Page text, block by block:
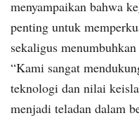
menyampaikan bahwa
penting untuk
sekaligus
“Kami sangat
teknologi dan nilai
menjadi teladan dalam